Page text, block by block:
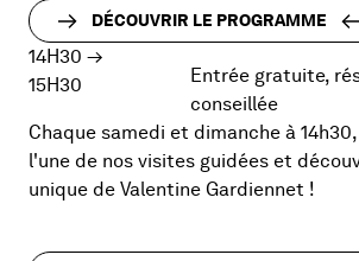
DÉCOUVRIR LE PROGRAMME
14H30 →
15H30
Entrée gratuite,
conseillée
Chaque samedi et dimanche à
l'une de nos visites guidées et
unique de Valentine Gardiennet !